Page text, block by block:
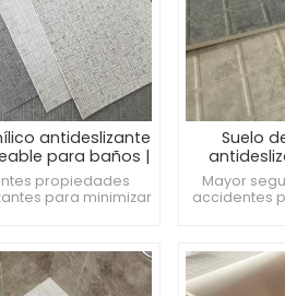
antideslizante
para baños |
PVC de 3 mm
propiedades
para minimizar
un ambiente
Mejora la
Suelo
calidad,
Mayor
accidentes
de
ahorrando